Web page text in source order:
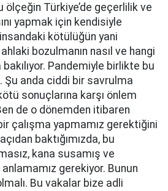
Türkiye’de geçerlilik ve
yapmak için kendisiyle
kötülüğün yani
bozulmanın nasıl ve hangi
Pandemiyle birlikte bu
Şu anda ciddi bir savrulma
sonuçlarına karşı önlem
de o dönemden itibaren
çalışma yapmamız gerektiğini
baktığımızda, bu
kana susamış ve
anlamamız gerekiyor. Bunun
Bu vakalar bize adli